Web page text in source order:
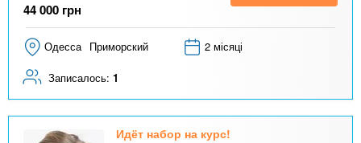
44 000 грн
Одесса Приморский 2 місяці
Записалось: 1
Идёт набор на курс!